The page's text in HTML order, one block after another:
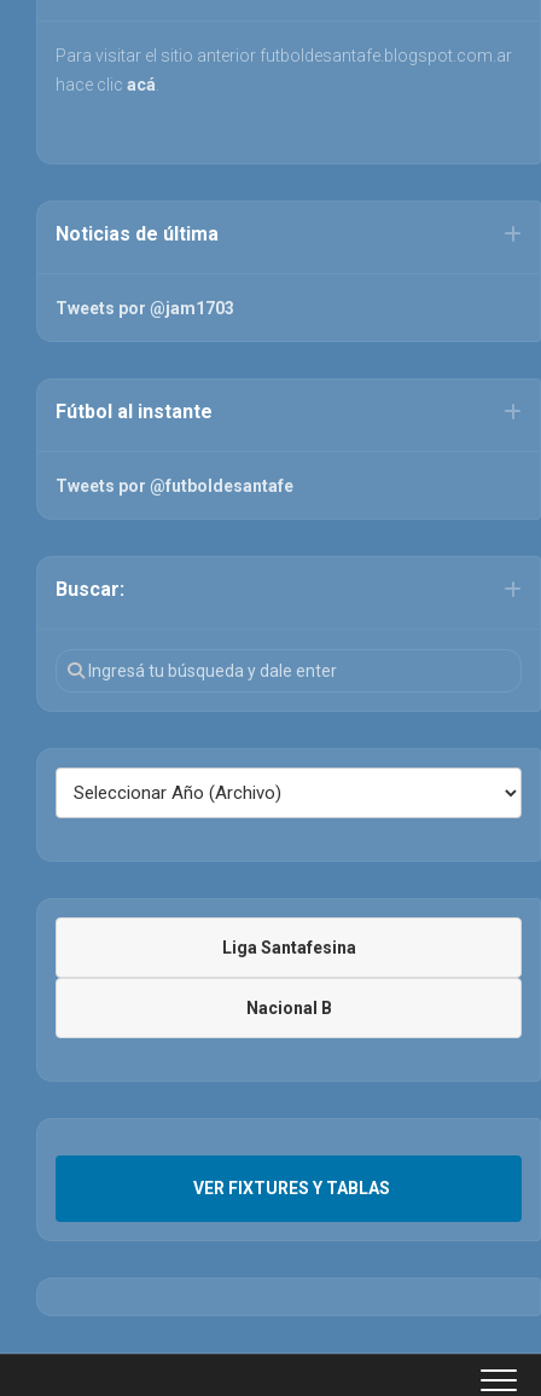
Para visitar el sitio anterior futboldesantafe.blogspot.com.ar
hace clic acá
Noticias de última
Tweets por @jam1703
Fútbol al instante
Tweets por @futboldesantafe
Buscar:
Liga Santafesina
Nacional B
VER FIXTURES Y TABLAS